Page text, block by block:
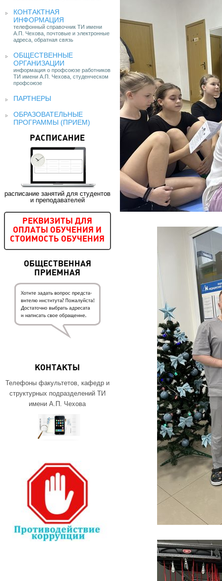
КОНТАКТНАЯ
ИНФОРМАЦИЯ
телефонный справочник ТИ имени
А.П. Чехова, почтовые и электронные
адреса, обратная связь
ОБЩЕСТВЕННЫЕ
ОРГАНИЗАЦИИ
информация о профсоюзе работников
ТИ имени А.П. Чехова, студенческом
профсоюзе
ПАРТНЕРЫ
ОБРАЗОВАТЕЛЬНЫЕ
ПРОГРАММЫ (ПРИЕМ)
РАСПИСАНИЕ
расписание занятий для студентов
и преподавателей
РЕКВИЗИТЫ ДЛЯ
ОПЛАТЫ ОБУЧЕНИЯ И
СТОИМОСТЬ ОБУЧЕНИЯ
ОБЩЕСТВЕННАЯ
ПРИЕМНАЯ
КОНТАКТЫ
Телефоны факультетов, кафедр и
структурных подразделений ТИ
имени А.П. Чехова